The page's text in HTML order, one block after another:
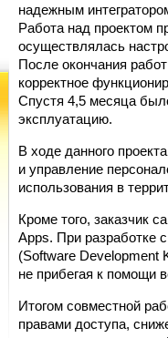
надежным
Работа над проектом
осуществлялась
После окончания
корректное
Спустя 4,5 месяца
эксплуатацию.
В ходе данного
и управление
использования в
Кроме того, заказчик
Apps. При разработке
(Software Development
не прибегая к помощи
Итогом совместной
правами доступа,